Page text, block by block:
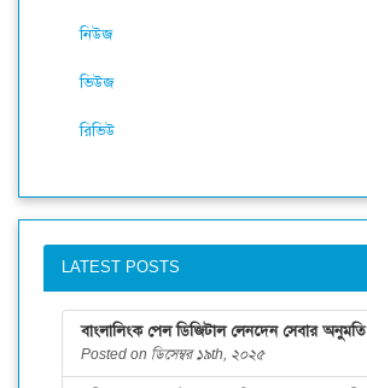
নিউজ
ভিউজ
রিভিউ
LATEST POSTS
বাংলালিংক পেল ডিজিটাল লেনদেন সেবার অনুমতি
Posted on ডিসেম্বর ১৯th, ২০২৫